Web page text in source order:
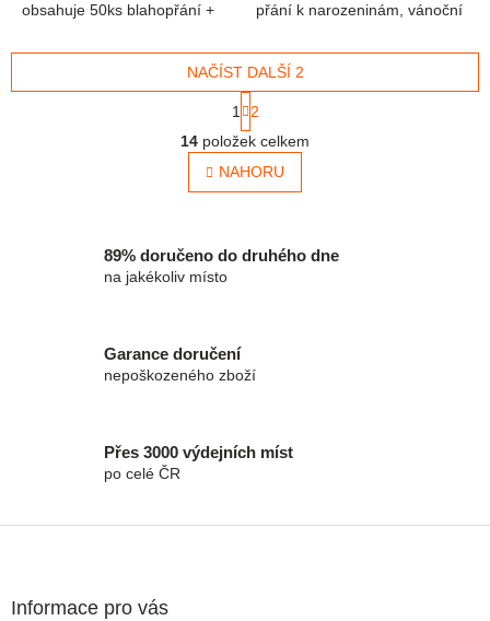
obsahuje 50ks blahopřání +
blahopřání 300g/m2, gramáž
obálky 120g/m2. Rozměry...
přání k narozeninám, vánoční
miminka a další. Vhodné i na
výrobu...
Ovládací prvky výpisu
NAČÍST DALŠÍ 2
1
2
14 položek celkem
NAHORU
89% doručeno do druhého dne
na jakékoliv místo
Garance doručení
nepoškozeného zboží
Přes 3000 výdejních míst
po celé ČR
Informace pro vás